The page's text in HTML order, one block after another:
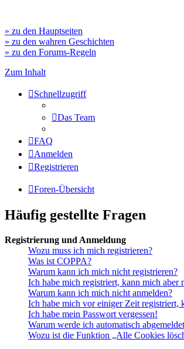
» zu den Hauptseiten
» zu den wahren Geschichten
» zu den Forums-Regeln
Zum Inhalt
Schnellzugriff
Das Team
FAQ
Anmelden
Registrieren
Foren-Übersicht
Häufig gestellte Fragen
Registrierung und Anmeldung
Wozu muss ich mich registrieren?
Was ist COPPA?
Warum kann ich mich nicht registrieren?
Ich habe mich registriert, kann mich aber
Warum kann ich mich nicht anmelden?
Ich habe mich vor einiger Zeit registriert,
Ich habe mein Passwort vergessen!
Warum werde ich automatisch
Wozu ist die Funktion „Alle Cookies